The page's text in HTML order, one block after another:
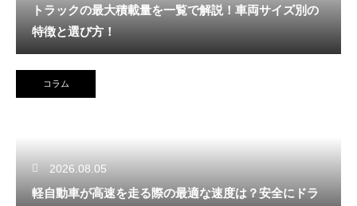
トラックの最大積載量を一覧で解説！車両サイズ別の
特徴と選び方！
コラム
2026.08.05
軽自動車が高速を走る際の最適な速度は？安全にドラ